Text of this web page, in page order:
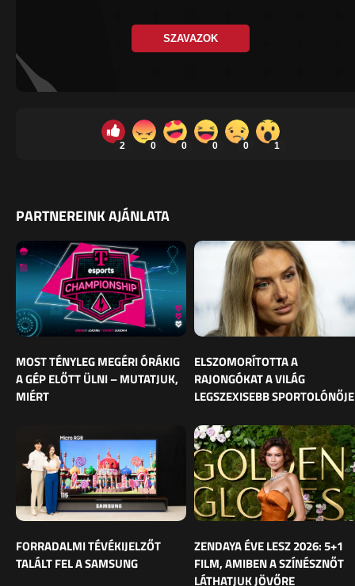
SZAVAZOK
2 0 0 0 0 1
PARTNEREINK AJÁNLATA
MOST TÉNYLEG MEGÉRI ÓRÁKIG
A GÉP ELŐTT ÜLNI – MUTATJUK,
MIÉRT
ELSZOMORÍTOTTA A
RAJONGÓKAT A VILÁG
LEGSZEXISEBB SPORTOLÓNŐJE
FORRADALMI TÉVÉKIJELZŐT
TALÁLT FEL A SAMSUNG
ZENDAYA ÉVE LESZ 2026: 5+1
FILM, AMIBEN A SZÍNÉSZNŐT
LÁTHATJUK JÖVŐRE